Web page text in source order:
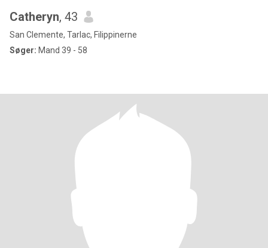
Catheryn, 43
San Clemente, Tarlac, Filippinerne
Søger: Mand 39 - 58